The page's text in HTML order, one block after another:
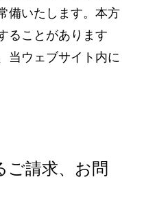
備いたします。本方
ることがあります
当ウェブサイト内に
ご請求、お問